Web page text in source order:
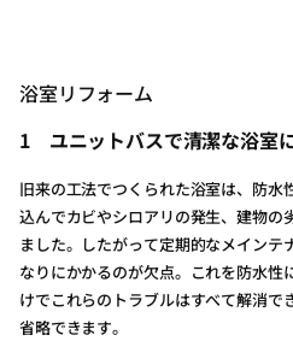
浴室リフォーム
1ユニットバスで清潔な浴室
旧来の工法でつくられた浴室は、防水
込んでカビやシロアリの発生、建物の
ました。したがって定期的なメイン
なりにかかるのが欠点。これを防水性
けでこれらのトラブルはすべて解消で
省略できます。